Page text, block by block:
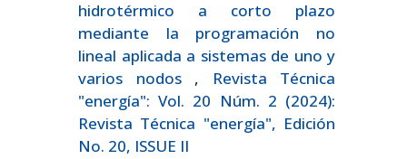
hidrotérmico a corto plazo
mediante la programación no
lineal aplicada a sistemas de uno y
varios nodos ,
Revista Técnica
"energía": Vol. 20 Núm. 2 (2024):
Revista Técnica "energía", Edición
No. 20, ISSUE II